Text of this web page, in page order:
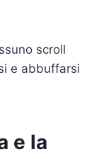
scroll
e abbuffarsi
e la